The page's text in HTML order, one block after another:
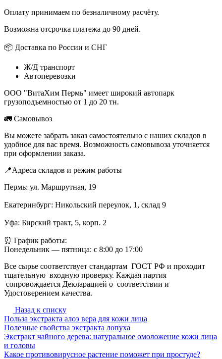
Оплату принимаем по безналичному расчёту.
Возможна отсрочка платежа до 90 дней.
📦 Доставка по России и СНГ
Ж/Д транспорт
Автоперевозки
ООО "ВитаХим Пермь" имеет широкий автопарк
грузоподъемностью от 1 до 20 тн.
🚛 Самовывоз
Вы можете забрать заказ самостоятельно с наших складов в
удобное для вас время. Возможность самовывоза уточняется
при оформлении заказа.
📍Адреса складов и режим работы
Пермь: ул. Маршрутная, 19
Екатеринбург: Никольский переулок, 1, склад 9
Уфа: Бирский тракт, 5, корп. 2
⏰ График работы:
Понедельник — пятница: с 8:00 до 17:00
Все сырье соответствует стандартам ГОСТ РФ и проходит
тщательную входную проверку. Каждая партия
сопровождается Декларацией о соответствии и
Удостоверением качества.
Назад к списку
Польза экстракта алоэ вера для кожи лица
Полезные свойства экстракта лопуха
Экстракт чайного дерева: натуральное омоложение кожи лица
и головы
Какое противовирусное растение поможет при простуде?